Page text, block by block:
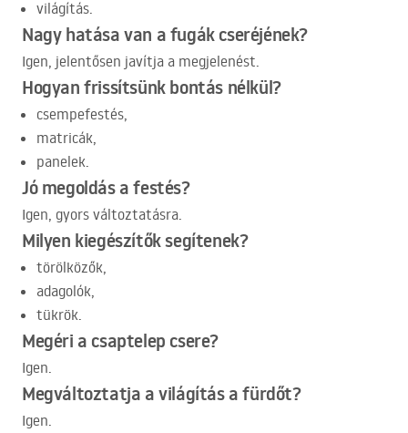
világítás.
Nagy hatása van a fugák cseréjének?
Igen, jelentősen javítja a megjelenést.
Hogyan frissítsünk bontás nélkül?
csempefestés,
matricák,
panelek.
Jó megoldás a festés?
Igen, gyors változtatásra.
Milyen kiegészítők segítenek?
törölközők,
adagolók,
tükrök.
Megéri a csaptelep csere?
Igen.
Megváltoztatja a világítás a fürdőt?
Igen.